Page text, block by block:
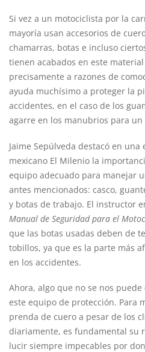
Si vez a un motociclista por la
mayoría usan accesorios de
chamarras, botas e incluso
tienen acabados en este
precisamente a razones de
ayuda muchísimo a proteger la
accidentes, en el caso de los
agarre en los manubrios para
Jaime Sepúlveda destacó en
mexicano El Milenio la
equipo adecuado para manejar
antes mencionados: casco,
y botas de trabajo. El instructor
Manual de Seguridad para el
que las botas usadas deben de
tobillos, ya que es la parte más
en los accidentes.
Ahora, algo que no se nos
este equipo de protección. Para
prenda de cuero a pesar de los
diariamente, es fundamental su
lucir siempre impecables por